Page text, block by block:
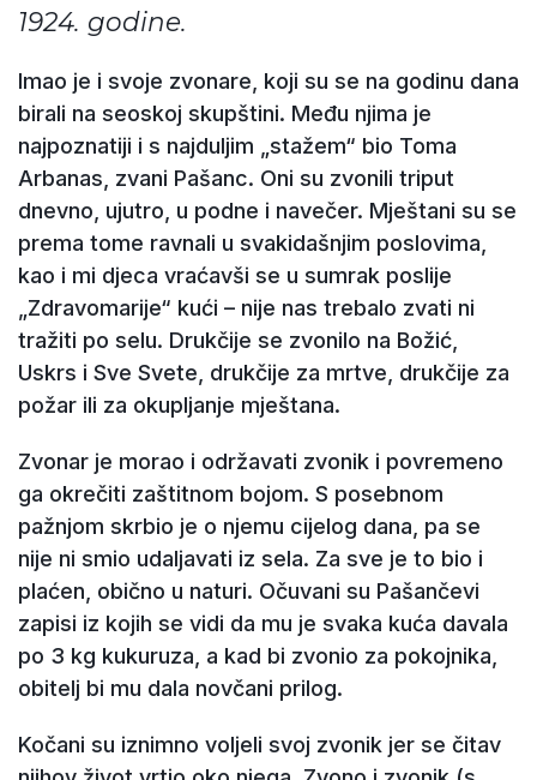
1924. godine.
Imao je i svoje zvonare, koji su se na godinu dana
birali na seoskoj skupštini. Među njima je
najpoznatiji i s najduljim „stažem“ bio Toma
Arbanas, zvani Pašanc. Oni su zvonili triput
dnevno, ujutro, u podne i navečer. Mještani su se
prema tome ravnali u svakidašnjim poslovima,
kao i mi djeca vraćavši se u sumrak poslije
„Zdravomarije“ kući – nije nas trebalo zvati ni
tražiti po selu. Drukčije se zvonilo na Božić,
Uskrs i Sve Svete, drukčije za mrtve, drukčije za
požar ili za okupljanje mještana.
Zvonar je morao i održavati zvonik i povremeno
ga okrečiti zaštitnom bojom. S posebnom
pažnjom skrbio je o njemu cijelog dana, pa se
nije ni smio udaljavati iz sela. Za sve je to bio i
plaćen, obično u naturi. Očuvani su Pašančevi
zapisi iz kojih se vidi da mu je svaka kuća davala
po 3 kg kukuruza, a kad bi zvonio za pokojnika,
obitelj bi mu dala novčani prilog.
Kočani su iznimno voljeli svoj zvonik jer se čitav